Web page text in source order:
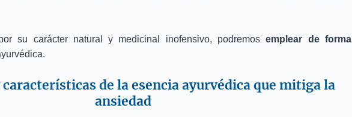
su carácter natural y medicinal inofensivo, podremosemplear de forma
de la esencia ayurvédica que mitiga la
ansiedad